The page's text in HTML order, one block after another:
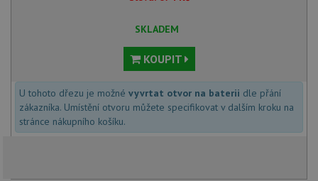
SKLADEM
KOUPIT
U tohoto dřezu je možné vyvrtat otvor na baterii dle přání
zákazníka. Umístění otvoru můžete specifikovat v dalším kroku na
stránce nákupního košíku.